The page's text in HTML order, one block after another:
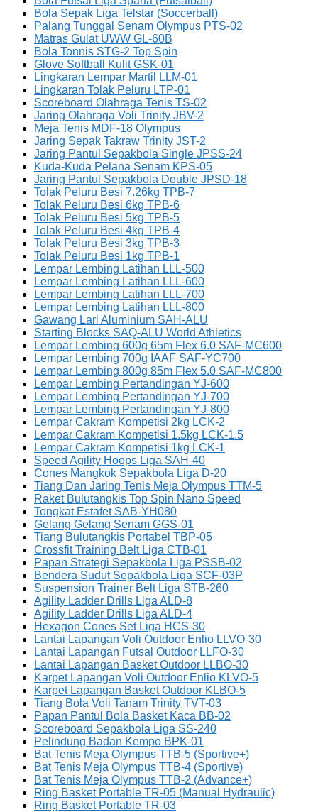
Bola Sepak Liga Telstar (Soccerball)
Palang Tunggal Senam Olympus PTS-02
Matras Gulat UWW GL-60B
Bola Tonnis STG-2 Top Spin
Glove Softball Kulit GSK-01
Lingkaran Lempar Martil LLM-01
Lingkaran Tolak Peluru LTP-01
Scoreboard Olahraga Tenis TS-02
Jaring Olahraga Voli Trinity JBV-2
Meja Tenis MDF-18 Olympus
Jaring Sepak Takraw Trinity JST-2
Jaring Pantul Sepakbola Single JPSS-24
Kuda-Kuda Pelana Senam KPS-05
Jaring Pantul Sepakbola Double JPSD-18
Tolak Peluru Besi 7.26kg TPB-7
Tolak Peluru Besi 6kg TPB-6
Tolak Peluru Besi 5kg TPB-5
Tolak Peluru Besi 4kg TPB-4
Tolak Peluru Besi 3kg TPB-3
Tolak Peluru Besi 1kg TPB-1
Lempar Lembing Latihan LLL-500
Lempar Lembing Latihan LLL-600
Lempar Lembing Latihan LLL-700
Lempar Lembing Latihan LLL-800
Gawang Lari Aluminium SAH-ALU
Starting Blocks SAQ-ALU World Athletics
Lempar Lembing 600g 65m Flex 6.0 SAF-MC600
Lempar Lembing 700g IAAF SAF-YC700
Lempar Lembing 800g 85m Flex 5.0 SAF-MC800
Lempar Lembing Pertandingan YJ-600
Lempar Lembing Pertandingan YJ-700
Lempar Lembing Pertandingan YJ-800
Lempar Cakram Kompetisi 2kg LCK-2
Lempar Cakram Kompetisi 1.5kg LCK-1.5
Lempar Cakram Kompetisi 1kg LCK-1
Speed Agility Hoops Liga SAH-40
Cones Mangkok Sepakbola Liga D-20
Tiang Dan Jaring Tenis Meja Olympus TTM-5
Raket Bulutangkis Top Spin Nano Speed
Tongkat Estafet SAB-YH080
Gelang Gelang Senam GGS-01
Tiang Bulutangkis Portabel TBP-05
Crossfit Training Belt Liga CTB-01
Papan Strategi Sepakbola Liga PSSB-02
Bendera Sudut Sepakbola Liga SCF-03P
Suspension Trainer Belt Liga STB-260
Agility Ladder Drills Liga ALD-8
Agility Ladder Drills Liga ALD-4
Hexagon Cones Set Liga HCS-30
Lantai Lapangan Voli Outdoor Enlio LLVO-30
Lantai Lapangan Futsal Outdoor LLFO-30
Lantai Lapangan Basket Outdoor LLBO-30
Karpet Lapangan Voli Outdoor Enlio KLVO-5
Karpet Lapangan Basket Outdoor KLBO-5
Tiang Bola Voli Tanam Trinity TVT-03
Papan Pantul Bola Basket Kaca BB-02
Scoreboard Sepakbola Liga SS-240
Pelindung Badan Kempo BPK-01
Bat Tenis Meja Olympus TTB-5 (Sportive+)
Bat Tenis Meja Olympus TTB-4 (Sportive)
Bat Tenis Meja Olympus TTB-2 (Advance+)
Ring Basket Portable TR-05 (Manual Hydraulic)
Ring Basket Portable TR-03